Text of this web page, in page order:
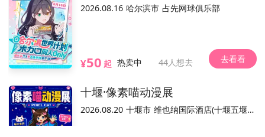
，活动内容和合规手续由主办方负责。 温馨提示：本平台仅作为本
已结束
2026.08.16 哈尔滨市 占先网球俱乐部
¥50 起 热卖中 44人想去 去看看
十堰·像素喵动漫展
2026.08.20 十堰市 维也纳国际酒店(十堰五堰步行街店)